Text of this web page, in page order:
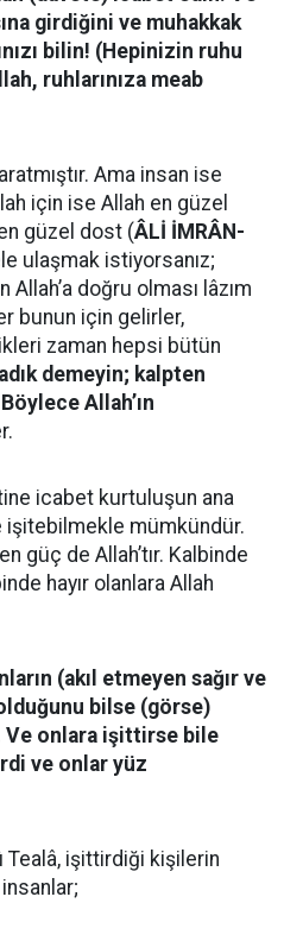
girdiğini ve muhakkak
bilin! (Hepinizin ruhu
ruhlarınıza meab
Ama insan ise
için ise Allah en güzel
güzel dost (ÂLİ İMRÂN-
ulaşmak istiyorsanız;
doğru olması lâzım
bunun için gelirler,
zaman hepsi bütün
demeyin; kalpten
Allah’ın
icabet kurtuluşun ana
mümkündür.
güç de Allah’tır. Kalbinde
hayır olanlara Allah
(akıl etmeyen sağır ve
bilse (görse)
onlara işittirse bile
ve onlar yüz
Tealâ, işittirdiği kişilerin